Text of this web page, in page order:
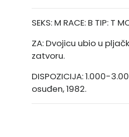
SEKS: M RACE: B TIP: T
ZA: Dvojicu ubio u
zatvoru.
DISPOZICIJA: 1.000-
osuđen, 1982.